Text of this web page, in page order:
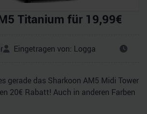
Titanium für 19,99€
Eingetragen von: Logga
gerade das Sharkoon AM5 Midi Tower
20€ Rabatt! Auch in anderen Farben